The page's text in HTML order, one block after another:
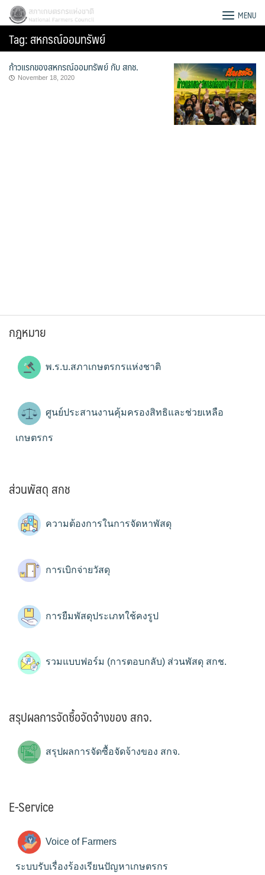
Skip
content
สภาเกษตรกรแห่งชาติ MENU
Tag:สหกรณ์ออมทรัพย์
ก้าวแรกของสหกรณ์ออมทรัพย์ กับ สกช.
November 18, 2020
กฎหมาย
พ.ร.บ.สภาเกษตรกรแห่งชาติ
ศูนย์ประสานงานคุ้มครองสิทธิและช่วยเหลือ
เกษตรกร
ส่วนพัสดุ สกช
ความต้องการในการจัดหาพัสดุ
การเบิกจ่ายวัสดุ
การยืมพัสดุประเภทใช้คงรูป
รวมแบบฟอร์ม (การตอบกลับ) ส่วนพัสดุ สกช.
สรุปผลการจัดซื้อจัดจ้างของ สกจ.
สรุปผลการจัดซื้อจัดจ้างของ สกจ.
E-Service
Voice of Farmers
ระบบรับเรื่องร้องเรียนปัญหาเกษตรกร